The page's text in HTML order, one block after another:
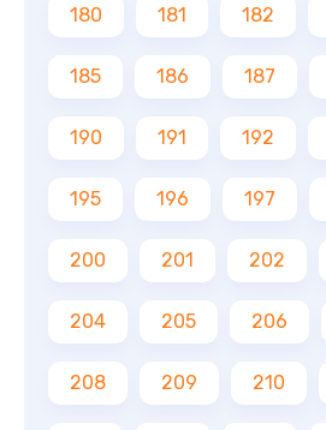
180 181 182
185 186 187
190 191 192
195 196 197
200 201 202
204 205 206
208 209 210